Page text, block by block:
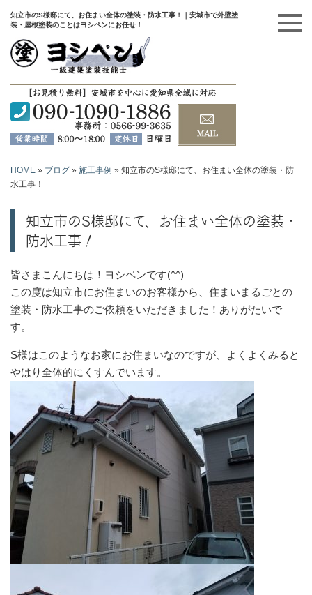
知立市のS様邸にて、お住まい全体の塗装・防水工事！｜安城市で外壁塗
装・屋根塗装のことはヨシペンにお任せ！
HOME » ブログ » 施工事例 » 知立市のS様邸にて、お住まい全体の塗装・防
水工事！
知立市のS様邸にて、お住まい全体の塗装・
防水工事！
皆さまこんにちは！ヨシペンです(^^)
この度は知立市にお住まいのお客様から、住まいまるごとの
塗装・防水工事のご依頼をいただきました！ありがたいで
す。
S様はこのようなお家にお住まいなのですが、よくよくみると
やはり全体的にくすんでいます。